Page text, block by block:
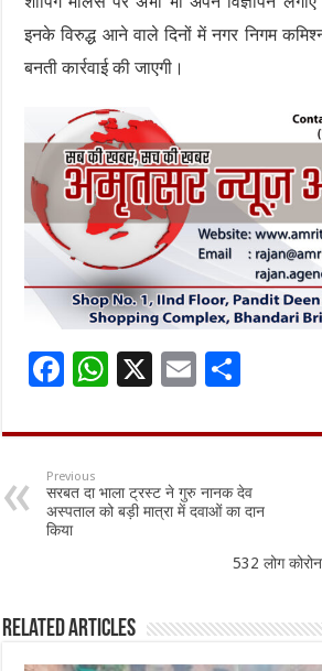
इनके विरुद्ध आने वाले दिनों में नगर निगम
बनती कार्रवाई की जाएगी।
F
e
b
o
o
W
at
p
X
E
ai ar
e
Previous
सरबत दा भाला ट्रस्ट ने गुरु नानक देव
अस्पताल को बड़ी मात्रा में दवाओं का दान
किया
532 लोग
Related Articles